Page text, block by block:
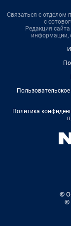
Связаться с отделом
с
Редакция сайта
информации,
Политика
©
©